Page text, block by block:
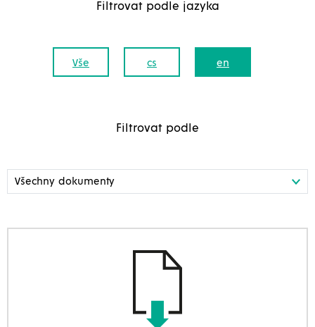
Filtrovat podle jazyka
Vše cs en
Filtrovat podle